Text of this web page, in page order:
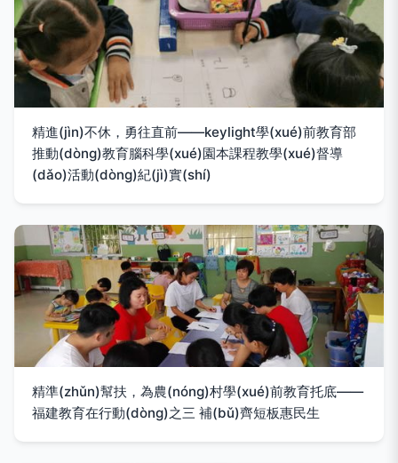
精進(jìn)不休，勇往直前——keylight學(xué)前教育部
推動(dòng)教育腦科學(xué)園本課程教學(xué)督導
(dǎo)活動(dòng)紀(jì)實(shí)
精準(zhǔn)幫扶，為農(nóng)村學(xué)前教育托底——
福建教育在行動(dòng)之三 補(bǔ)齊短板惠民生